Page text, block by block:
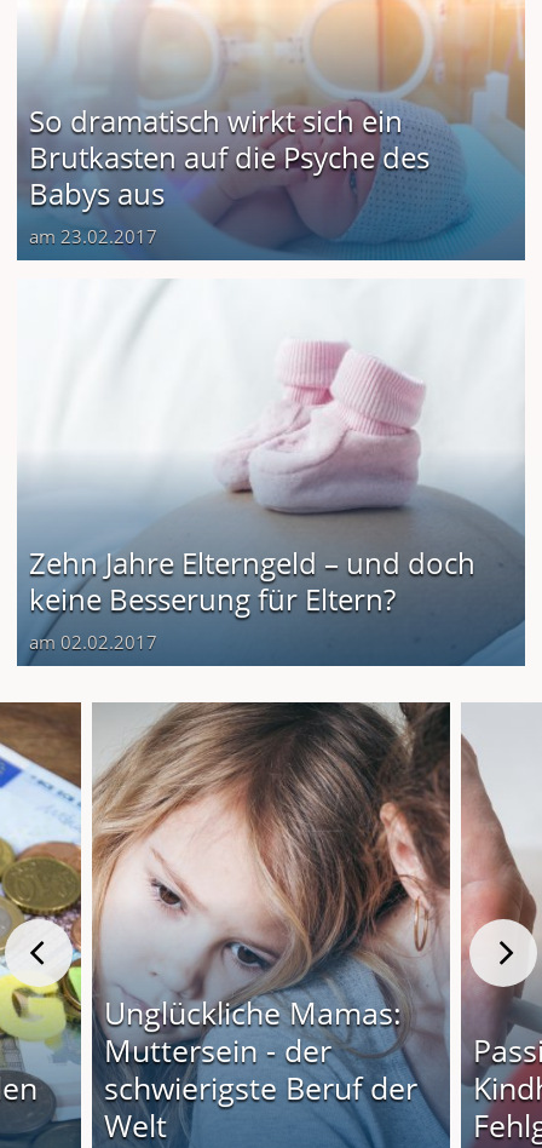
So dramatisch wirkt sich ein
Brutkasten auf die Psyche des
Babys aus
am 23.02.2017
Zehn Jahre Elterngeld – und doch
keine Besserung für Eltern?
am 02.02.2017
Unglückliche Mamas:
Muttersein - der
schwierigste Beruf der
Welt